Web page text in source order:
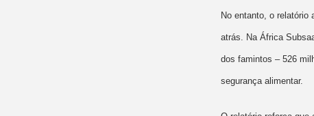
No entanto, o relatório
atrás. Na África
dos famintos – 526
segurança alimentar.